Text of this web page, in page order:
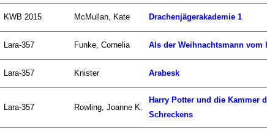
KWB 2015 McMullan, Kate Drachenjägerakademie 1
Lara-357 Funke, Cornelia Als der Weihnachtsmann vom
Lara-357 Knister Arabesk
Lara-357 Rowling, Joanne K.
Harry Potter und die Kammer
Schreckens